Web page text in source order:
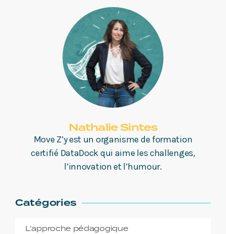
Nathalie Sintes
Move Z’y est un organisme de formation
certifié DataDock qui aime les challenges,
l’innovation et l’humour.
Catégories
L’approche pédagogique